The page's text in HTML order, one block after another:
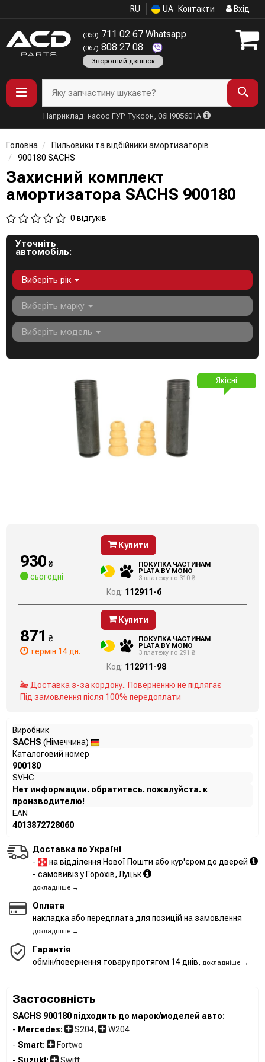
RU UA Контакти Вхід
(050) 711 02 67 Whatsapp
(067) 808 27 08
Зворотний дзвінок
Яку запчастину шукаєте?
Наприклад: насос ГУР Туксон, 06H905601A
Головна
Пильовики та відбійники амортизаторів
900180 SACHS
Захисний комплект
амортизатора SACHS 900180
0 відгуків
Уточніть
автомобіль:
Виберіть рік
Виберіть марку
Виберіть модель
Якісні
930 ₴
сьогодні
Купити
ПОКУПКА ЧАСТИНАМ
PLATA BY MONO
3 платежу по 310 ₴
Код: 112911-6
871 ₴
термін 14 дн.
Купити
ПОКУПКА ЧАСТИНАМ
PLATA BY MONO
3 платежу по 291 ₴
Код: 112911-98
Доставка з-за кордону.. Поверненню не підлягає
Під замовлення після 100% передоплати
Виробник
SACHS (Німеччина)
Каталоговий номер
900180
SVHC
Нет информации. обратитесь. пожалуйста. к
производителю!
EAN
4013872728060
Доставка по Україні
-
на відділення Нової Пошти або кур'єром до дверей
- самовивіз у Горохів, Луцьк
докладніше →
Оплата
накладка або передплата для позицій на замовлення
докладніше →
Гарантія
обмін/повернення товару протягом 14 днів, докладніше →
Застосовність
SACHS 900180 підходить до марок/моделей авто:
- Mercedes: S204,
W204
- Smart:
Fortwo
- Suzuki: Swift